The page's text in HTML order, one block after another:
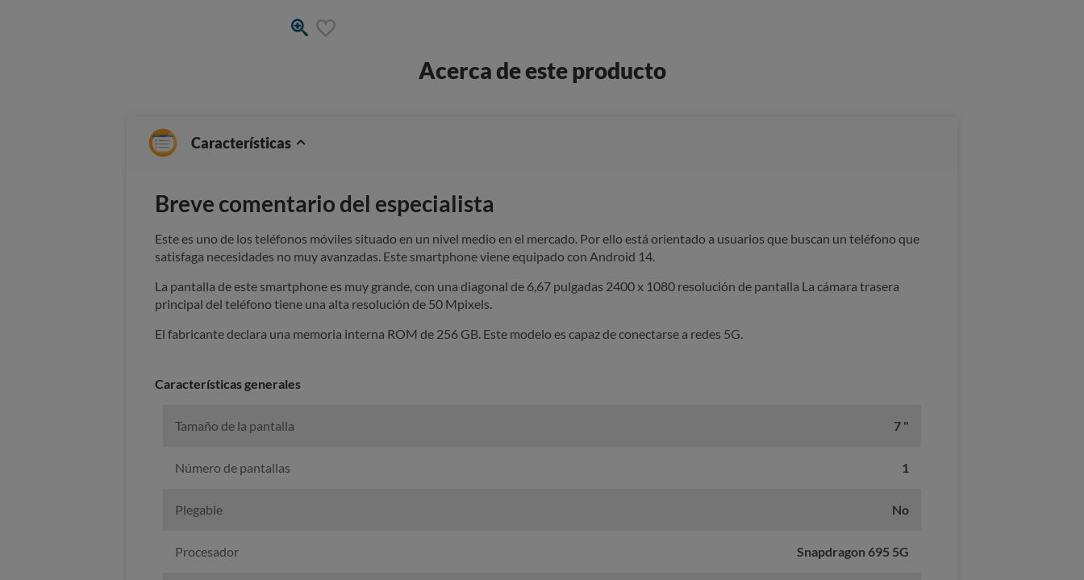
Acerca de este producto
Características
Breve comentario del especialista
Este es uno de los teléfonos móviles situado en un nivel medio en el mercado. Por ello está orientado a usuarios que buscan un teléfono que
satisfaga necesidades no muy avanzadas. Este smartphone viene equipado con Android 14.
La pantalla de este smartphone es muy grande, con una diagonal de 6,67 pulgadas 2400 x 1080 resolución de pantalla La cámara trasera
principal del teléfono tiene una alta resolución de 50 Mpixels.
El fabricante declara una memoria interna ROM de 256 GB. Este modelo es capaz de conectarse a redes 5G.
Características generales
Tamaño de la pantalla 7 "
Número de pantallas 1
Plegable No
Procesador Snapdragon 695 5G